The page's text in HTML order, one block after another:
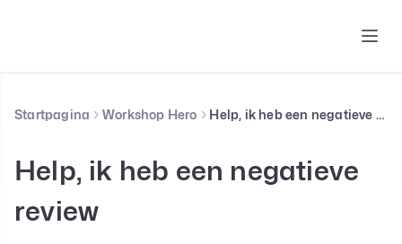
Startpagina Workshop Hero Help, ik heb een negatieve review
Help, ik heb een negatieve
review